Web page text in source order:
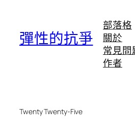
彈性的抗爭
部落格
關於
常見問
作者
Twenty Twenty-Five